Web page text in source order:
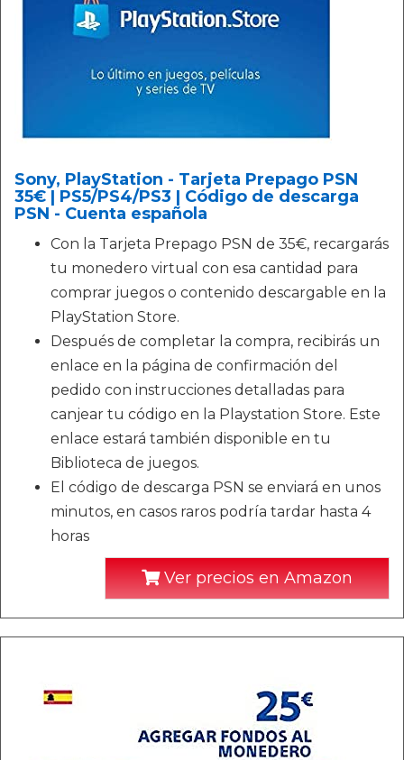
Sony, PlayStation - Tarjeta Prepago PSN
35€ | PS5/PS4/PS3 | Código de descarga
PSN - Cuenta española
Con la Tarjeta Prepago PSN de 35€, recargarás
tu monedero virtual con esa cantidad para
comprar juegos o contenido descargable en la
PlayStation Store.
Después de completar la compra, recibirás un
enlace en la página de confirmación del
pedido con instrucciones detalladas para
canjear tu código en la Playstation Store. Este
enlace estará también disponible en tu
Biblioteca de juegos.
El código de descarga PSN se enviará en unos
minutos, en casos raros podría tardar hasta 4
horas
Ver precios en Amazon